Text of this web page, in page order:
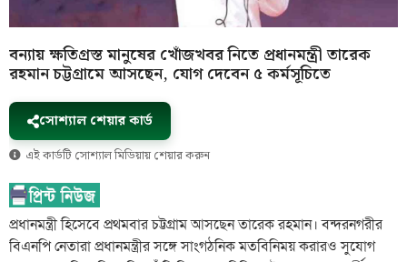
বন্যায় ক্ষতিগ্রস্ত মানুষের খোঁজখবর নিতে প্রধানমন্ত্রী তারেক
রহমান চট্টগ্রামে আসছেন, যোগ দেবেন ৫ কর্মসূচিতে
সোশ্যাল শেয়ার কার্ড
এই কার্ডটি সোশ্যাল মিডিয়ায় শেয়ার করুন
প্রধানমন্ত্রী হিসেবে প্রথমবার চট্টগ্রাম আসছেন তারেক রহমান। বন্দরনগরীর
বিএনপি নেতারা প্রধানমন্ত্রীর সঙ্গে সাংগঠনিক মতবিনিময় করারও সুযোগ